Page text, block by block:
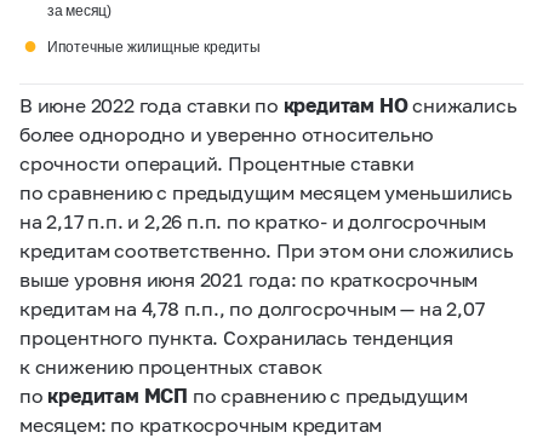
за месяц)
● Ипотечные жилищные кредиты
В июне 2022 года ставки по кредитам НОснижались
более однородно и уверенно относительно
срочности операций. Процентные ставки
по сравнению с предыдущим месяцем уменьшились
на 2,17 п.п. и 2,26 п.п. по кратко- и долгосрочным
кредитам соответственно. При этом они сложились
выше уровня июня 2021 года: по краткосрочным
кредитам на 4,78 п.п., по долгосрочным — на 2,07
процентного пункта. Сохранилась тенденция
к снижению процентных ставок
по кредитам МСП по сравнению с предыдущим
месяцем: по краткосрочным кредитам